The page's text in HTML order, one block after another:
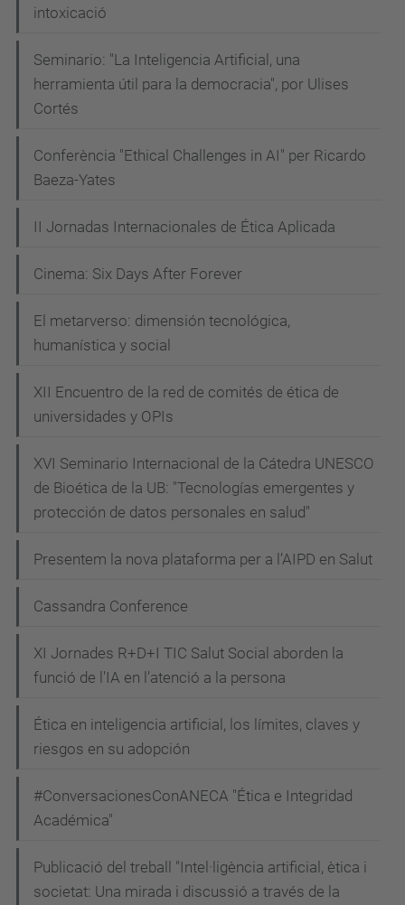
intoxicació
Seminario: "La Inteligencia Artificial, una
herramienta útil para la democracia", por Ulises
Cortés
Conferència "Ethical Challenges in AI" per Ricardo
Baeza-Yates
II Jornadas Internacionales de Ética Aplicada
Cinema: Six Days After Forever
El metarverso: dimensión tecnológica,
humanística y social
XII Encuentro de la red de comités de ética de
universidades y OPIs
XVI Seminario Internacional de la Cátedra UNESCO
de Bioética de la UB: "Tecnologías emergentes y
protección de datos personales en salud"
Presentem la nova plataforma per a l’AIPD en Salut
Cassandra Conference
XI Jornades R+D+I TIC Salut Social aborden la
funció de l'IA en l’atenció a la persona
Ética en inteligencia artificial, los límites, claves y
riesgos en su adopción
#ConversacionesConANECA "Ética e Integridad
Académica"
Publicació del treball "Intel·ligència artificial, ètica i
societat: Una mirada i discussió a través de la